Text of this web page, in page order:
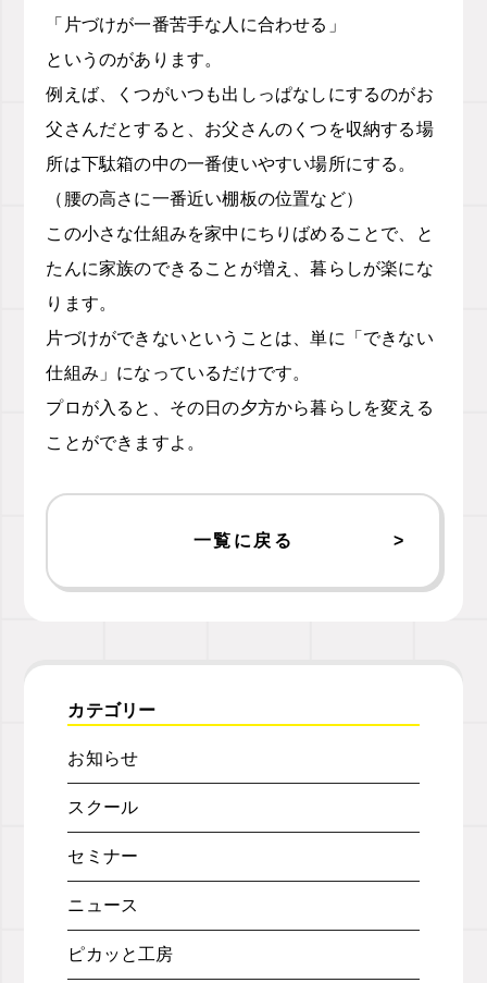
「片づけが一番苦手な人に合わせる」
というのがあります。
例えば、くつがいつも出しっぱなしにするのがお
父さんだとすると、お父さんのくつを収納する場
所は下駄箱の中の一番使いやすい場所にする。
（腰の高さに一番近い棚板の位置など）
この小さな仕組みを家中にちりばめることで、と
たんに家族のできることが増え、暮らしが楽にな
ります。
片づけができないということは、単に「できない
仕組み」になっているだけです。
プロが入ると、その日の夕方から暮らしを変える
ことができますよ。
一覧に戻る
カテゴリー
お知らせ
スクール
セミナー
ニュース
ピカッと工房